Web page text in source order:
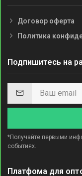
Договор оферта
Политика
Подпишитесь на
*Получайте первыми
событиях.
Платфома для